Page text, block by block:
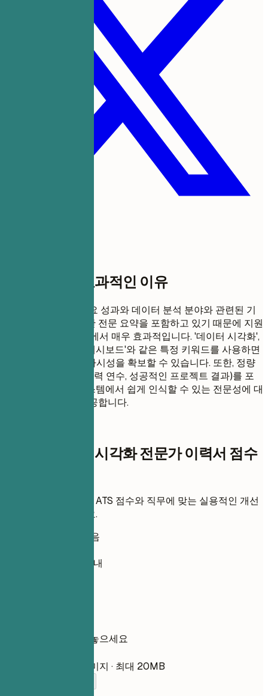
이 템플릿이 효과적인 이유
이 이력서 형식은 주요 성과와 데이터 분석 분야와 관련된 기
술을 강조하는 명확한 전문 요약을 포함하고 있기 때문에 지원
자 추적 시스템(ATS)에서 매우 효과적입니다. '데이터 시각화',
'금융 분석', '대화형 대시보드'와 같은 특정 키워드를 사용하면
ATS 검색에서 높은 가시성을 확보할 수 있습니다. 또한, 정량
화 가능한 지표(예: 경력 연수, 성공적인 프로젝트 결과)를 포
함하면 자동화된 시스템에서 쉽게 인식할 수 있는 전문성에 대
한 명확한 증거를 제공합니다.
시니어 데이터 시각화 전문가 이력서 점수
이력서를 업로드하고 ATS 점수와 직무에 맞는 실용적인 개선
점을 즉시 확인하세요.
가입 필요 없음
보통 30초 이내
여기에 이력서를 놓으세요
PDF, DOCX, TXT, 이미지 · 최대 20MB